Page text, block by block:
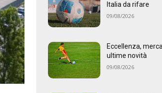
Italia da rifare
09/08/2026
Eccellenza,
ultime novità
09/08/2026